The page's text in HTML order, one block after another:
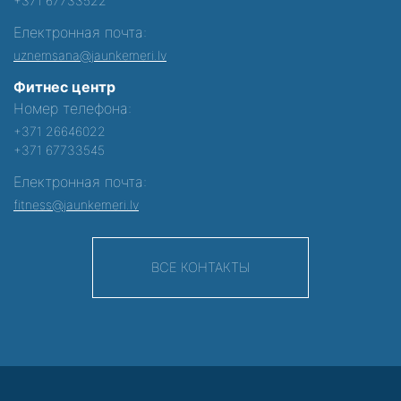
Електронная почта:
uznemsana@jaunkemeri.lv
Фитнес центр
Номер телефона:
+371 26646022
+371 67733545
Електронная почта:
fitness@jaunkemeri.lv
ВСЕ КОНТАКТЫ